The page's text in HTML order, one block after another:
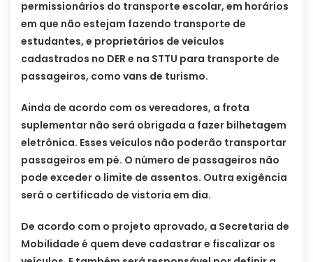
permissionários do transporte escolar, em horários
em que não estejam fazendo transporte de
estudantes, e proprietários de veículos
cadastrados no DER e na STTU para transporte de
passageiros, como vans de turismo.
Ainda de acordo com os vereadores, a frota
suplementar não será obrigada a fazer bilhetagem
eletrônica. Esses veículos não poderão transportar
passageiros em pé. O número de passageiros não
pode exceder o limite de assentos. Outra exigência
será o certificado de vistoria em dia.
De acordo com o projeto aprovado, a Secretaria de
Mobilidade é quem deve cadastrar e fiscalizar os